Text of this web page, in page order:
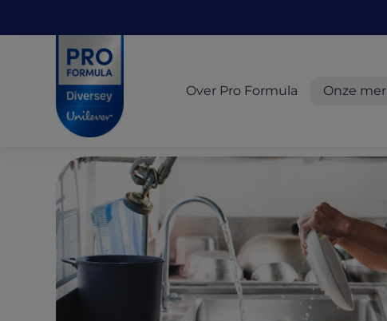
Over Pro Formula Onze